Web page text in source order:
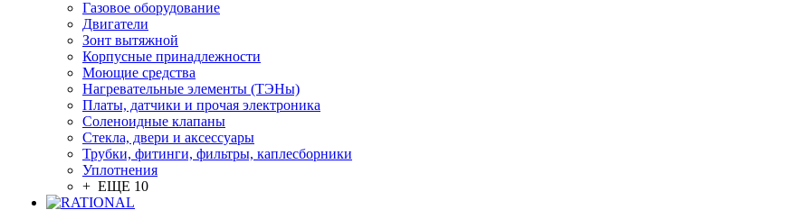
Газовое оборудование
Двигатели
Зонт вытяжной
Корпусные принадлежности
Моющие средства
Нагревательные элементы (ТЭНы)
Платы, датчики и прочая электроника
Соленоидные клапаны
Стекла, двери и аксессуары
Трубки, фитинги, фильтры, каплесборники
Уплотнения
+ ЕЩЕ 10